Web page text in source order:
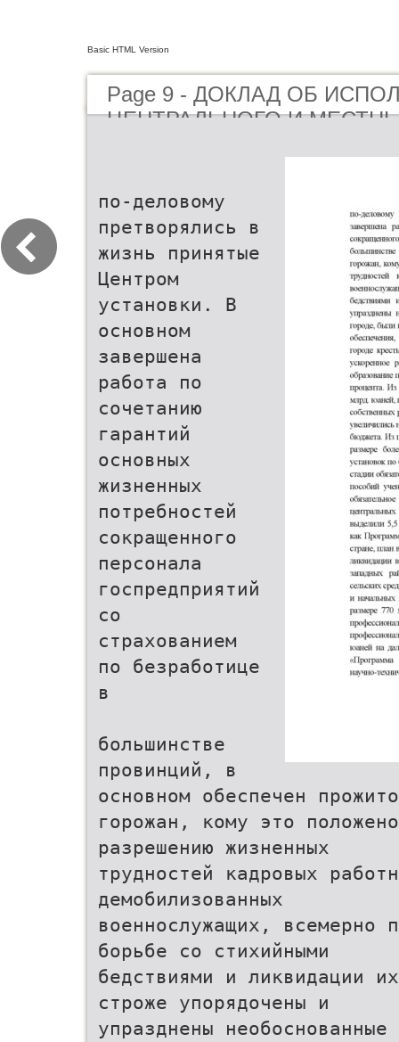
Basic HTML Version
Page 9 - ДОКЛАД ОБ
ЦЕНТРАЛЬНОГО И
по-деловому
претворялись в
жизнь принятые
Центром
установки. В
основном
завершена
работа по
сочетанию
гарантий
основных
жизненных
потребностей
сокращенного
персонала
госпредприятий
со
страхованием
по безработице
в
большинстве
провинций, в
основном обеспечен
горожан, кому это
разрешению жизненных
трудностей кадровых
демобилизованных
военнослужащих, всемерно
борьбе со стихийными
бедствиями и ликвидации
строже упорядочены и
упразднены